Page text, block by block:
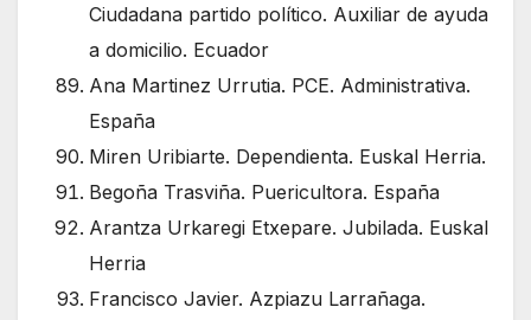
Ciudadana partido político. Auxiliar de ayuda
a domicilio. Ecuador
Ana Martinez Urrutia. PCE. Administrativa.
España
Miren Uribiarte. Dependienta. Euskal Herria.
Begoña Trasviña. Puericultora. España
Arantza Urkaregi Etxepare. Jubilada. Euskal
Herria
Francisco Javier. Azpiazu Larrañaga.